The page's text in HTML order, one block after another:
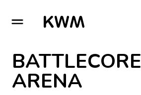
GO TO HOMEPAGE
BATTLECORE
ARENA